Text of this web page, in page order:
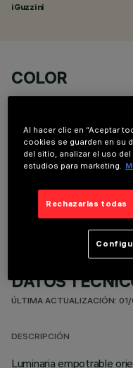
iGuzzini
COLOR
DATOS
ÚLTIMA ACTUALIZACIÓN:
DESCRIPCIÓN
Luminaria empotrable
Al hacer clic en “Aceptar
cookies se guarden en su
del sitio, analizar el uso
estudios para marketing.
Rechazarlas todas